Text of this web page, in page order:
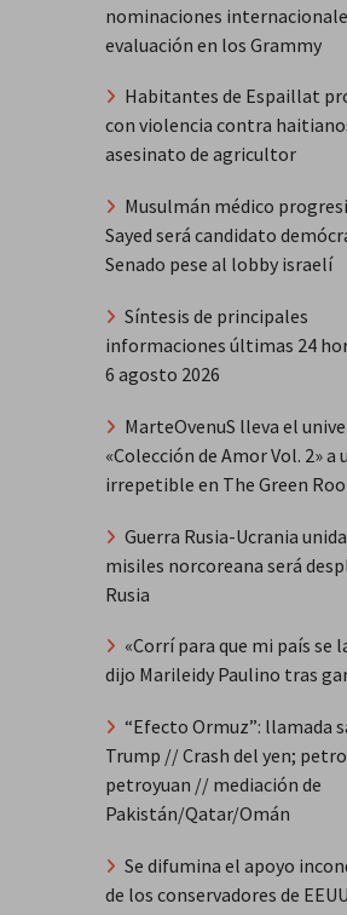
nominaciones
evaluación en los Grammy
Habitantes de Espaillat
con violencia contra
asesinato de agricultor
Musulmán médico
Sayed será candidato
Senado pese al lobby israelí
Síntesis de principales
informaciones últimas 24
6 agosto 2026
MarteOvenuS lleva el
«Colección de Amor Vol. 2» a
irrepetible en The Green
Guerra Rusia-Ucrania
misiles norcoreana será
Rusia
«Corrí para que mi país se
dijo Marileidy Paulino tras
“Efecto Ormuz”: llamada
Trump // Crash del yen;
petroyuan // mediación de
Pakistán/Qatar/Omán
Se difumina el apoyo
de los conservadores de